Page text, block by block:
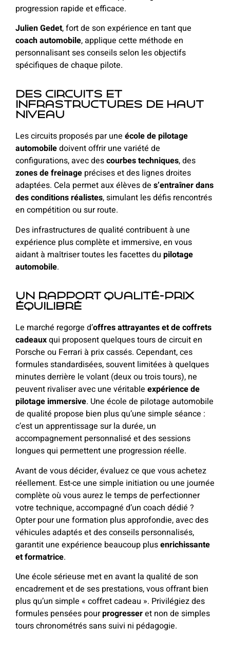
progression rapide et efficace.
Julien Gedet, fort de son expérience en tant que
coach automobile, applique cette méthode en
personnalisant ses conseils selon les objectifs
spécifiques de chaque pilote.
Des circuits et
infrastructures de haut
niveau
Les circuits proposés par une école de pilotage
automobiledoivent offrir une variété de
configurations, avec descourbes techniques, des
zones de freinage précises et des lignes droites
adaptées. Cela permet aux élèves de s’entraîner dans
des conditions réalistes, simulant les défis rencontrés
en compétition ou sur route.
Des infrastructures de qualité contribuent à une
expérience plus complète et immersive, en vous
aidant à maîtriser toutes les facettes du pilotage
automobile.
Un rapport qualité-prix
équilibré
Le marché regorge d’offres attrayantes et de coffrets
cadeauxqui proposent quelques tours de circuit en
Porsche ou Ferrari à prix cassés. Cependant, ces
formules standardisées, souvent limitées à quelques
minutes derrière le volant (deux ou trois tours), ne
peuvent rivaliser avec une véritable expérience de
pilotage immersive. Une école de pilotage automobile
de qualité propose bien plus qu’une simple séance :
c’est un apprentissage sur la durée, un
accompagnement personnalisé et des sessions
longues qui permettent une progression réelle.
Avant de vous décider, évaluez ce que vous achetez
réellement. Est-ce une simple initiation ou une journée
complète où vous aurez le temps de perfectionner
votre technique, accompagné d’un coach dédié ?
Opter pour une formation plus approfondie, avec des
véhicules adaptés et des conseils personnalisés,
garantit une expérience beaucoup plusenrichissante
et formatrice.
Une école sérieuse met en avant la qualité de son
encadrement et de ses prestations, vous offrant bien
plus qu’un simple « coffret cadeau ». Privilégiez des
formules pensées pourprogresseret non de simples
tours chronométrés sans suivi ni pédagogie.